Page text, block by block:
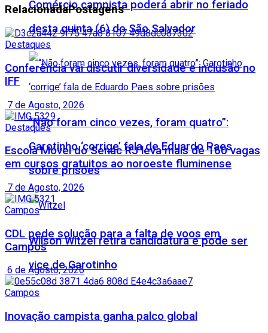
Comércio campista poderá abrir no feriado
desta quinta (6) do São Salvador
“Não foram cinco vezes, foram quatro”:
Garotinho ‘corrige’ fala de Eduardo Paes
sobre prisões
Wilson Witzel retira candidatura e pode ser
vice de Garotinho
RelacionadaPostagens
Destaques
Conferência vai discutir diversidade e inclusão no
IFF
7 de Agosto, 2026
Destaques
Escola Móvel do Senac RJ leva mais de 160 vagas
em cursos gratuitos ao noroeste fluminense
7 de Agosto, 2026
Campos
CDL pede solução para a falta de voos em
Campos
6 de Agosto, 2026
Campos
Inovação campista ganha palco global